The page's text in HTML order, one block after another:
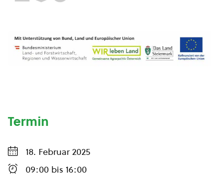
Termin
18. Februar 2025
09:00 bis 16:00